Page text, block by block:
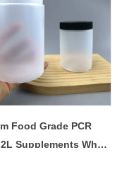
Food Grade PCR
2L Supplements Whey